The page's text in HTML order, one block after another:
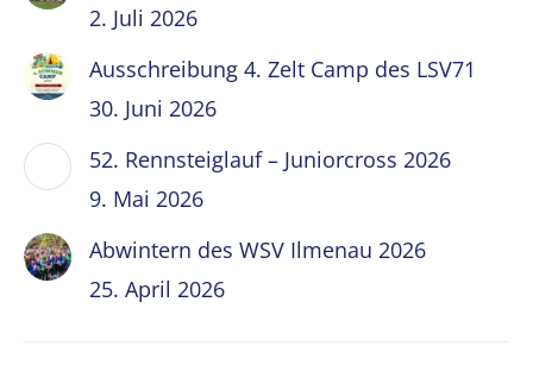
2. Juli 2026
Ausschreibung 4. Zelt Camp des LSV71
30. Juni 2026
52. Rennsteiglauf – Juniorcross 2026
9. Mai 2026
Abwintern des WSV Ilmenau 2026
25. April 2026